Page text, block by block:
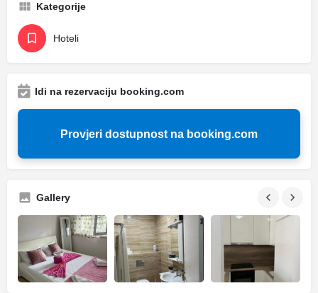
Kategorije
Hoteli
Idi na rezervaciju booking.com
Provjeri dostupnost na booking.com
Gallery